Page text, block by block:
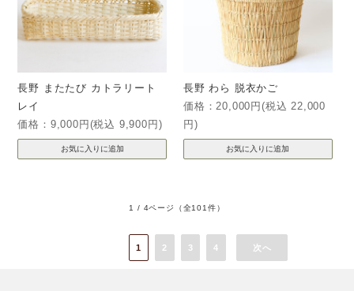
長野 またたび カトラリート
レイ
価格：9,000円(税込 9,900円)
長野 わら 脱衣かご
価格：20,000円(税込 22,000
円)
1 / 4ページ （全101件）
1 2 3 4 次へ